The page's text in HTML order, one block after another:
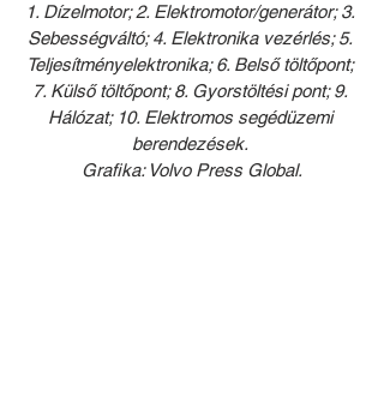
1. Dízelmotor; 2. Elektromotor/generátor; 3.
Sebességváltó; 4. Elektronika vezérlés; 5.
Teljesítményelektronika; 6. Belső töltőpont;
7. Külső töltőpont; 8. Gyorstöltési pont; 9.
Hálózat; 10. Elektromos segédüzemi
berendezések.
Grafika: Volvo Press Global.